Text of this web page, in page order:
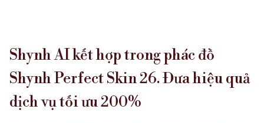
Shynh AI kết hợp trong phác đồ
Shynh Perfect Skin 26. Đưa hiệu quả
dịch vụ tối ưu 200%